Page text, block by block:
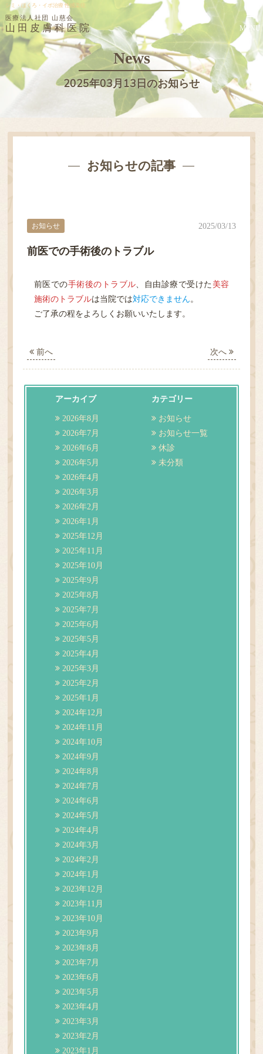
シミ・ほくろ・イボ治療 性感染症
医療法人社団 山慈会
山田皮膚科医院 MENU
News
2025年03月13日のお知らせ
お知らせの記事
前医での手術後のトラブル
お知らせ 2025/03/13
前医での手術後のトラブル 、自由診療で受けた 美容
施術のトラブルは当院では対応できません 。
ご了承の程をよろしくお願いいたします。
前へ 次へ
アーカイブ
2026年8月
2026年7月
2026年6月
2026年5月
2026年4月
2026年3月
2026年2月
2026年1月
2025年12月
2025年11月
2025年10月
2025年9月
2025年8月
2025年7月
2025年6月
2025年5月
2025年4月
2025年3月
2025年2月
2025年1月
2024年12月
2024年11月
2024年10月
2024年9月
2024年8月
2024年7月
2024年6月
2024年5月
2024年4月
2024年3月
2024年2月
2024年1月
2023年12月
2023年11月
2023年10月
2023年9月
2023年8月
2023年7月
2023年6月
2023年5月
2023年4月
2023年3月
2023年2月
2023年1月
カテゴリー
お知らせ
お知らせ一覧
休診
未分類
診療案内
アクセス・担当医表
ご予約／順番どり